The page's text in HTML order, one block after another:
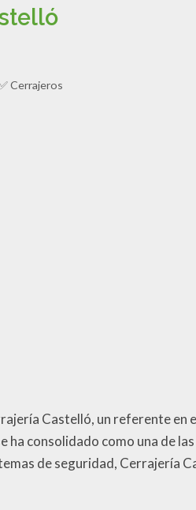
Cerrajeros
Castelló, un referente en
ha consolidado como una de
de seguridad, Cerrajería